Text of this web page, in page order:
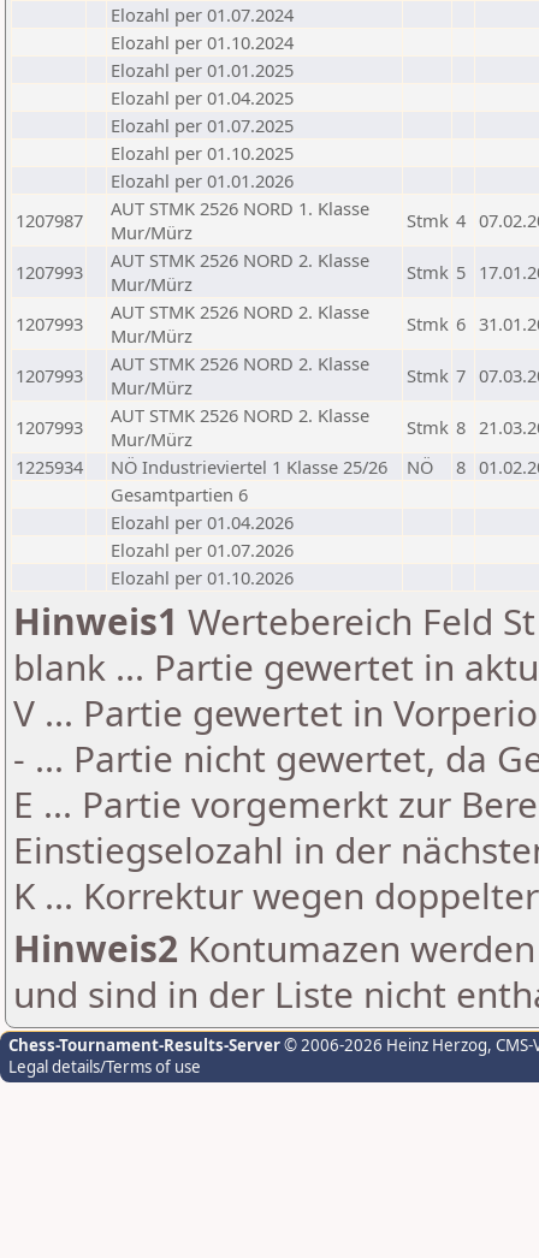
Elozahl per 01.07.2024
Elozahl per 01.10.2024
Elozahl per 01.01.2025
Elozahl per 01.04.2025
Elozahl per 01.07.2025
Elozahl per 01.10.2025
Elozahl per 01.01.2026
1207987
AUT STMK 2526 NORD 1. Klasse
Mur/Mürz
Stmk 4
1207993
AUT STMK 2526 NORD 2. Klasse
Mur/Mürz
Stmk 5
1207993
AUT STMK 2526 NORD 2. Klasse
Mur/Mürz
Stmk 6
1207993
AUT STMK 2526 NORD 2. Klasse
Mur/Mürz
Stmk 7
1207993
AUT STMK 2526 NORD 2. Klasse
Mur/Mürz
Stmk 8
1225934
NÖ Industrieviertel 1 Klasse 25/26 NÖ 8
Gesamtpartien 6
Elozahl per 01.04.2026
Elozahl per 01.07.2026
Elozahl per 01.10.2026
Hinweis1 Wertebereich Feld
blank ... Partie gewertet in
V ... Partie gewertet in
- ... Partie nicht gewertet, da
E ... Partie vorgemerkt zur
Einstiegselozahl in der
K ... Korrektur wegen
Hinweis2 Kontumazen
und sind in der Liste nicht
Chess-Tournament-Results-Server© 2006-2026 Heinz Herzog,
Legal details/Terms of use